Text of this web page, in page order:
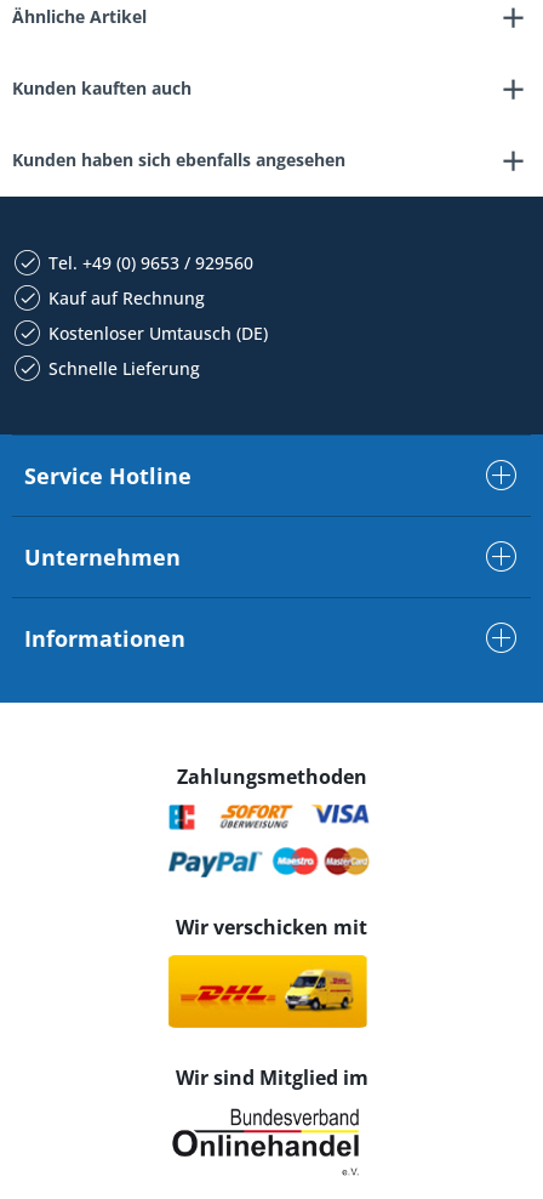
Ähnliche Artikel
Kunden kauften auch
Kunden haben sich ebenfalls angesehen
Tel. +49 (0) 9653 / 929560
Kauf auf Rechnung
Kostenloser Umtausch (DE)
Schnelle Lieferung
Service Hotline
Unternehmen
Informationen
Zahlungsmethoden
Wir verschicken mit
Wir sind Mitglied im